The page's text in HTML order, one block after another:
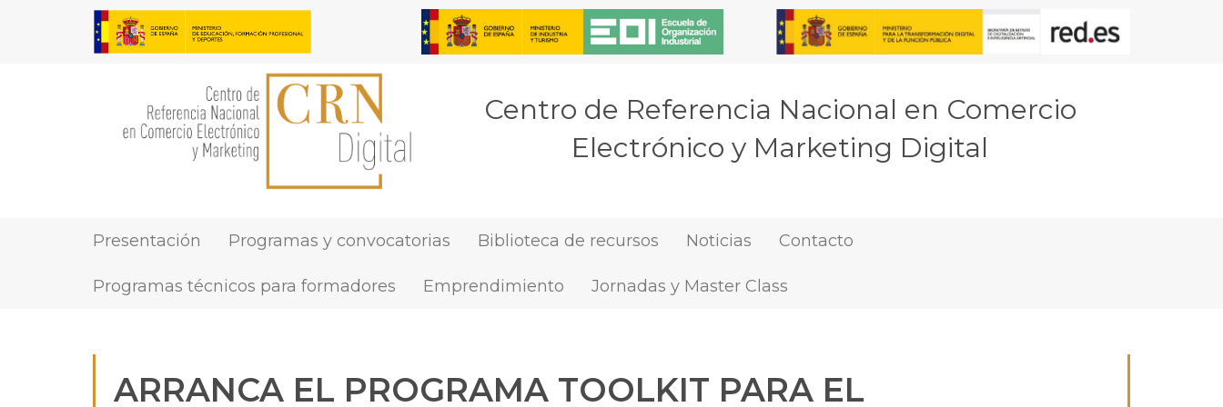
Centro de Referencia Nacional en Comercio
Electrónico y Marketing Digital
MAIN
NAVIGATION
Presentación Programas y convocatorias Biblioteca de recursos Noticias Contacto
Programas técnicos para formadores Emprendimiento Jornadas y Master Class
ARRANCA EL PROGRAMA TOOLKIT PARA EL